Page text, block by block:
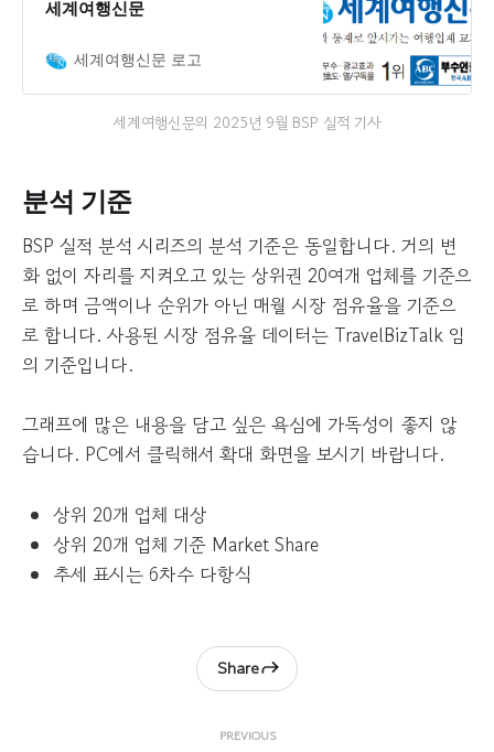
세계여행신문
세계여행신문 로고
세계여행신문의 2025년 9월 BSP 실적 기사
분석 기준
BSP 실적 분석 시리즈의 분석 기준은 동일합니다. 거의 변
화 없이 자리를 지켜오고 있는 상위권 20여개 업체를 기준으
로 하며 금액이나 순위가 아닌 매월 시장 점유율을 기준으
로 합니다. 사용된 시장 점유율 데이터는 TravelBizTalk 임
의 기준입니다.
그래프에 많은 내용을 담고 싶은 욕심에 가독성이 좋지 않
습니다. PC에서 클릭해서 확대 화면을 보시기 바랍니다.
상위 20개 업체 대상
상위 20개 업체 기준 Market Share
추세 표시는 6차수 다항식
PREVIOUS
Share